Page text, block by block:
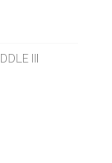
III